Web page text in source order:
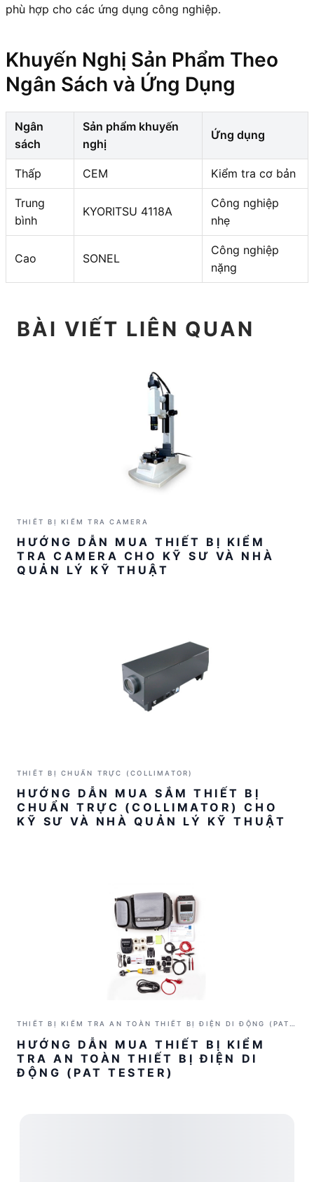
phù hợp cho các ứng dụng công nghiệp.
Khuyến Nghị Sản Phẩm Theo
Ngân Sách và Ứng Dụng
Ngân
sách
Sản phẩm khuyến
nghị
Ứng dụng
Thấp CEM Kiểm tra cơ bản
Trung
bình
KYORITSU 4118A
Công nghiệp
nhẹ
Cao SONEL
Công nghiệp
nặng
BÀI VIẾT LIÊN QUAN
THIẾT BỊ KIỂM TRA CAMERA
HƯỚNG DẪN MUA THIẾT BỊ KIỂM
TRA CAMERA CHO KỸ SƯ VÀ NHÀ
QUẢN LÝ KỸ THUẬT
THIẾT BỊ CHUẨN TRỰC (COLLIMATOR)
HƯỚNG DẪN MUA SẮM THIẾT BỊ
CHUẨN TRỰC (COLLIMATOR) CHO
KỸ SƯ VÀ NHÀ QUẢN LÝ KỸ THUẬT
THIẾT BỊ KIỂM TRA AN TOÀN THIẾT BỊ ĐIỆN DI ĐỘNG (PAT
HƯỚNG DẪN MUA THIẾT BỊ KIỂM
TRA AN TOÀN THIẾT BỊ ĐIỆN DI
ĐỘNG (PAT TESTER)